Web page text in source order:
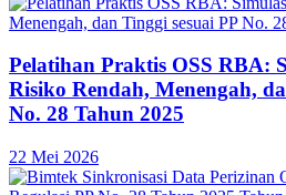
Pelatihan Praktis OSS RBA:
Risiko Rendah, Menengah,
No. 28 Tahun 2025
22 Mei 2026